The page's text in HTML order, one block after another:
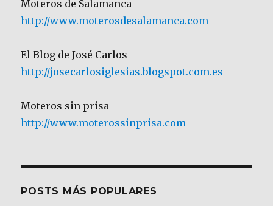
Moteros de Salamanca
http://www.moterosdesalamanca.com
El Blog de José Carlos
http://josecarlosiglesias.blogspot.com.es
Moteros sin prisa
http://www.moterossinprisa.com
POSTS MÁS POPULARES